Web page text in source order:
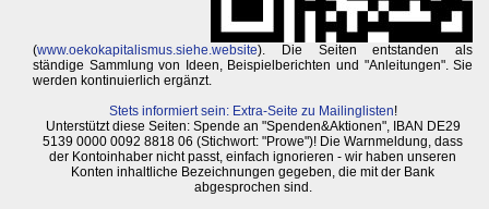
(www.oekokapitalismus.siehe.website). Die Seiten entstanden als
ständige Sammlung von Ideen, Beispielberichten und "Anleitungen". Sie
werden kontinuierlich ergänzt.
Stets informiert sein: Extra-Seite zu Mailinglisten!
Unterstützt diese Seiten: Spende an "Spenden&Aktionen", IBAN DE29
5139 0000 0092 8818 06 (Stichwort: "Prowe")! Die Warnmeldung, dass
der Kontoinhaber nicht passt, einfach ignorieren - wir haben unseren
Konten inhaltliche Bezeichnungen gegeben, die mit der Bank
abgesprochen sind.